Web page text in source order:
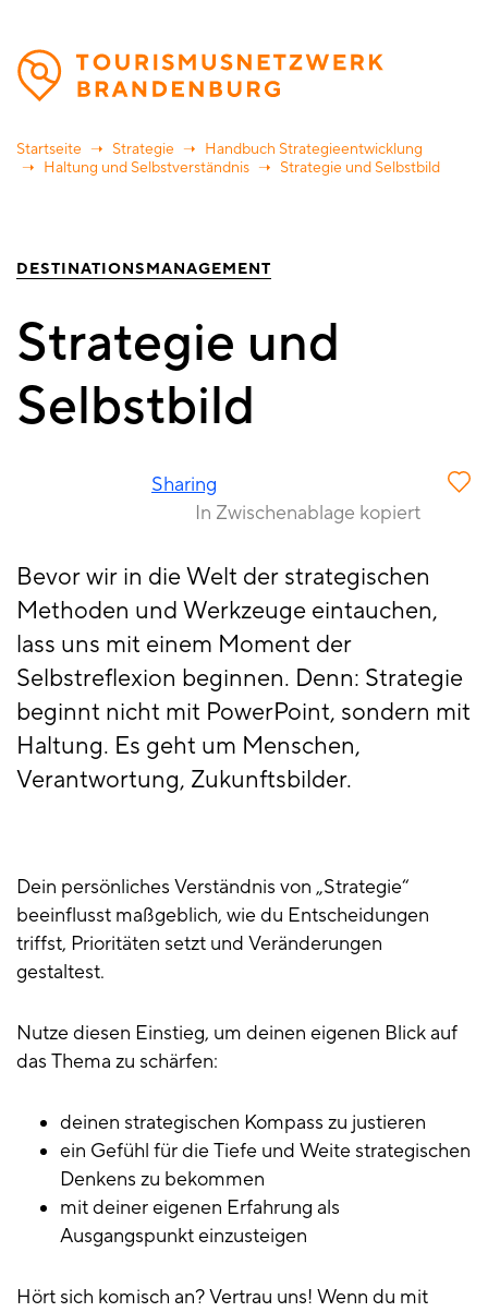
Direkt
zum
Inhalt
Startseite Strategie
Handbuch Strategieentwicklung
Haltung und Selbstverständnis
Strategie und Selbstbild
DESTINATIONSMANAGEMENT
Strategie und
Selbstbild
Sharing
In Zwischenablage kopiert
Bevor wir in die Welt der strategischen
Methoden und Werkzeuge eintauchen,
lass uns mit einem Moment der
Selbstreflexion beginnen. Denn: Strategie
beginnt nicht mit PowerPoint, sondern mit
Haltung. Es geht um Menschen,
Verantwortung, Zukunftsbilder.
Dein persönliches Verständnis von „Strategie“
beeinflusst maßgeblich, wie du Entscheidungen
triffst, Prioritäten setzt und Veränderungen
gestaltest.
Nutze diesen Einstieg, um deinen eigenen Blick auf
das Thema zu schärfen:
deinen strategischen Kompass zu justieren
ein Gefühl für die Tiefe und Weite strategischen
Denkens zu bekommen
mit deiner eigenen Erfahrung als
Ausgangspunkt einzusteigen
Hört sich komisch an? Vertrau uns! Wenn du mit